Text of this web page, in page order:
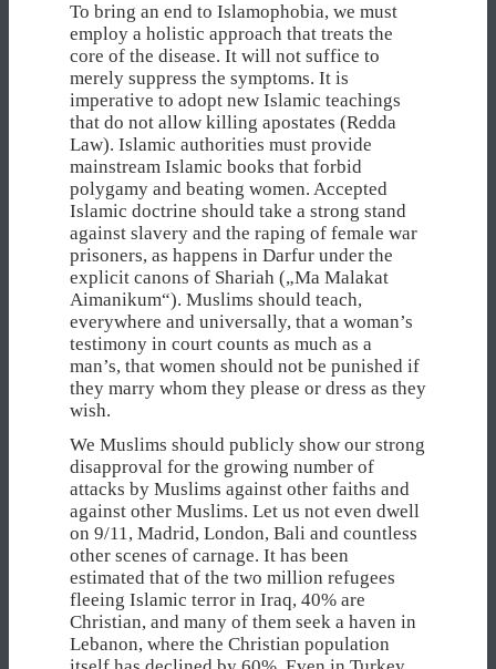
To bring an end to Islamophobia, we must
employ a holistic approach that treats the
core of the disease. It will not suffice to
merely suppress the symptoms. It is
imperative to adopt new Islamic teachings
that do not allow killing apostates (Redda
Law). Islamic authorities must provide
mainstream Islamic books that forbid
polygamy and beating women. Accepted
Islamic doctrine should take a strong stand
against slavery and the raping of female war
prisoners, as happens in Darfur under the
explicit canons of Shariah („Ma Malakat
Aimanikum“). Muslims should teach,
everywhere and universally, that a woman’s
testimony in court counts as much as a
man’s, that women should not be punished if
they marry whom they please or dress as they
wish.
We Muslims should publicly show our strong
disapproval for the growing number of
attacks by Muslims against other faiths and
against other Muslims. Let us not even dwell
on 9/11, Madrid, London, Bali and countless
other scenes of carnage. It has been
estimated that of the two million refugees
fleeing Islamic terror in Iraq, 40% are
Christian, and many of them seek a haven in
Lebanon, where the Christian population